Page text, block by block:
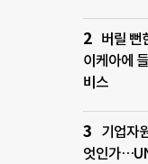
버릴 뻔
이케아에
비스
기업자
엇인가